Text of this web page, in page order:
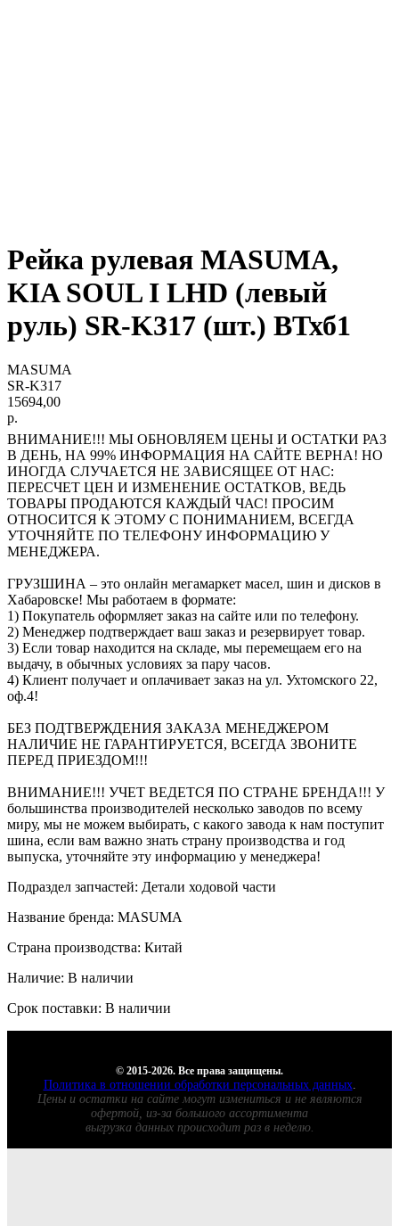
Рейка рулевая MASUMA,
KIA SOUL I LHD (левый
руль) SR-K317 (шт.) ВТхб1
MASUMA
SR-K317
15694,00
р.
ВНИМАНИЕ!!! МЫ ОБНОВЛЯЕМ ЦЕНЫ И ОСТАТКИ РАЗ
В ДЕНЬ, НА 99% ИНФОРМАЦИЯ НА САЙТЕ ВЕРНА! НО
ИНОГДА СЛУЧАЕТСЯ НЕ ЗАВИСЯЩЕЕ ОТ НАС:
ПЕРЕСЧЕТ ЦЕН И ИЗМЕНЕНИЕ ОСТАТКОВ, ВЕДЬ
ТОВАРЫ ПРОДАЮТСЯ КАЖДЫЙ ЧАС! ПРОСИМ
ОТНОСИТСЯ К ЭТОМУ С ПОНИМАНИЕМ, ВСЕГДА
УТОЧНЯЙТЕ ПО ТЕЛЕФОНУ ИНФОРМАЦИЮ У
МЕНЕДЖЕРА.
ГРУЗШИНА – это онлайн мегамаркет масел, шин и дисков в
Хабаровске! Мы работаем в формате:
1) Покупатель оформляет заказ на сайте или по телефону.
2) Менеджер подтверждает ваш заказ и резервирует товар.
3) Если товар находится на складе, мы перемещаем его на
выдачу, в обычных условиях за пару часов.
4) Клиент получает и оплачивает заказ на ул. Ухтомского 22,
оф.4!
БЕЗ ПОДТВЕРЖДЕНИЯ ЗАКАЗА МЕНЕДЖЕРОМ
НАЛИЧИЕ НЕ ГАРАНТИРУЕТСЯ, ВСЕГДА ЗВОНИТЕ
ПЕРЕД ПРИЕЗДОМ!!!
ВНИМАНИЕ!!! УЧЕТ ВЕДЕТСЯ ПО СТРАНЕ БРЕНДА!!! У
большинства производителей несколько заводов по всему
миру, мы не можем выбирать, с какого завода к нам поступит
шина, если вам важно знать страну производства и год
выпуска, уточняйте эту информацию у менеджера!
Подраздел запчастей: Детали ходовой части
Название бренда: MASUMA
Страна производства: Китай
Наличие: В наличии
Срок поставки: В наличии
© 2015-2026. Все права защищены.
Политика в отношении обработки персональных данных.
Цены и остатки на сайте могут измениться и не являются
офертой, из-за большого ассортимента
выгрузка данных происходит раз в неделю.